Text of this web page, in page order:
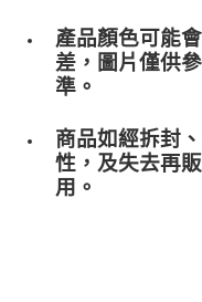
產品顏色可能
差，圖片僅供
準。
商品如經拆封
性，及失去再
用。